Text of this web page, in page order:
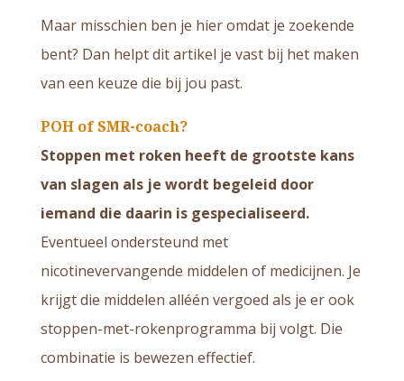
Maar misschien ben je hier omdat je zoekende
bent? Dan helpt dit artikel je vast bij het maken
van een keuze die bij jou past.
POH of SMR-coach?
Stoppen met roken heeft de grootste kans
van slagen als je wordt begeleid door
iemand die daarin is gespecialiseerd.
Eventueel ondersteund met
nicotinevervangende middelen of medicijnen. Je
krijgt die middelen alléén vergoed als je er ook
stoppen-met-rokenprogramma bij volgt. Die
combinatie is bewezen effectief.